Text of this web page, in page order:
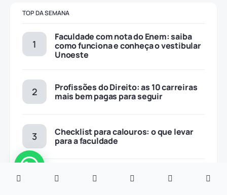
TOP DA SEMANA
Faculdade com nota do Enem: saiba
como funciona e conheça o vestibular
Unoeste
Profissões do Direito: as 10 carreiras
mais bem pagas para seguir
Checklist para calouros: o que levar
para a faculdade
Fies no segundo semestre: entenda as